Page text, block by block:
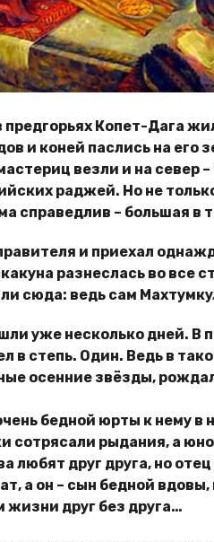
предгорьях Копет-Дага
и коней паслись на его
везли и на север
раджей. Но не
справедлив – большая в
и приехал
разнеслась во все
сюда: ведь сам
уже несколько дней. В
в степь. Один. Ведь в
осенние звёзды,
бедной юрты к нему в
сотрясали рыдания, а
любят друг друга, но
а он – сын бедной
жизни друг без друга…